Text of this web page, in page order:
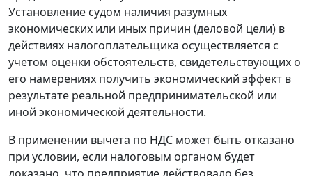
Установление судом наличия разумных
экономических или иных причин (деловой цели) в
действиях налогоплательщика осуществляется с
учетом оценки обстоятельств, свидетельствующих о
его намерениях получить экономический эффект в
результате реальной предпринимательской или
иной экономической деятельности.
В применении вычета по НДС может быть отказано
при условии, если налоговым органом будет